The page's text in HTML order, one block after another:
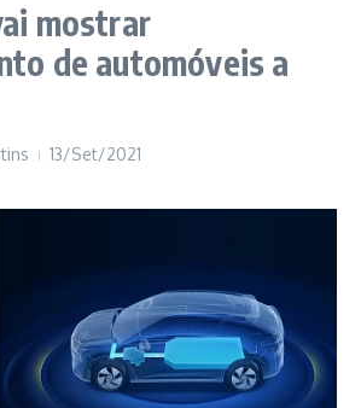
mostrar
de automóveis a
13/Set/2021